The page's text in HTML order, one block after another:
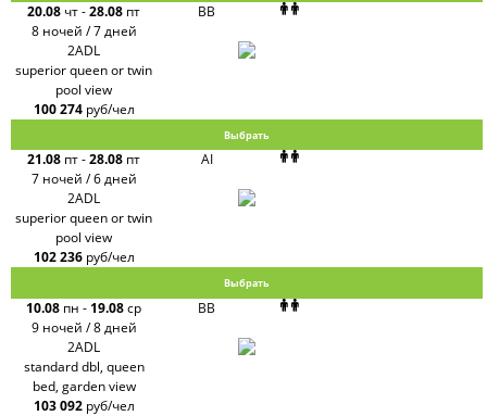
20.08 чт-28.08 пт
8 ночей / 7 дней
BB
2ADL
superior queen or twin
pool view
100 274 руб/чел
Выбрать
21.08 пт-28.08 пт
7 ночей / 6 дней
AI
2ADL
superior queen or twin
pool view
102 236 руб/чел
Выбрать
10.08 пн - 19.08ср
9 ночей / 8 дней
BB
2ADL
standard dbl, queen
bed, garden view
103 092 руб/чел